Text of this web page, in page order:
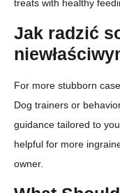
treats with healthy
Jak radzić
For more stubborn
Dog trainers or
guidance tailored to
helpful for more
owner.